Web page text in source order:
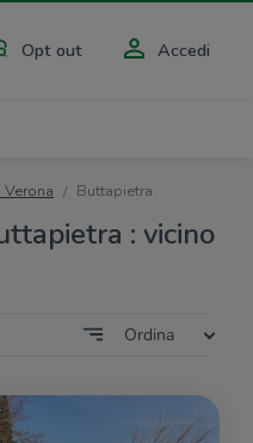
Opt out Accedi
Buttapietra
: vicino
Ordina